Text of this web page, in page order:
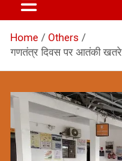
Home
Others
गणतंत्र दिवस पर आतंकी खतरे